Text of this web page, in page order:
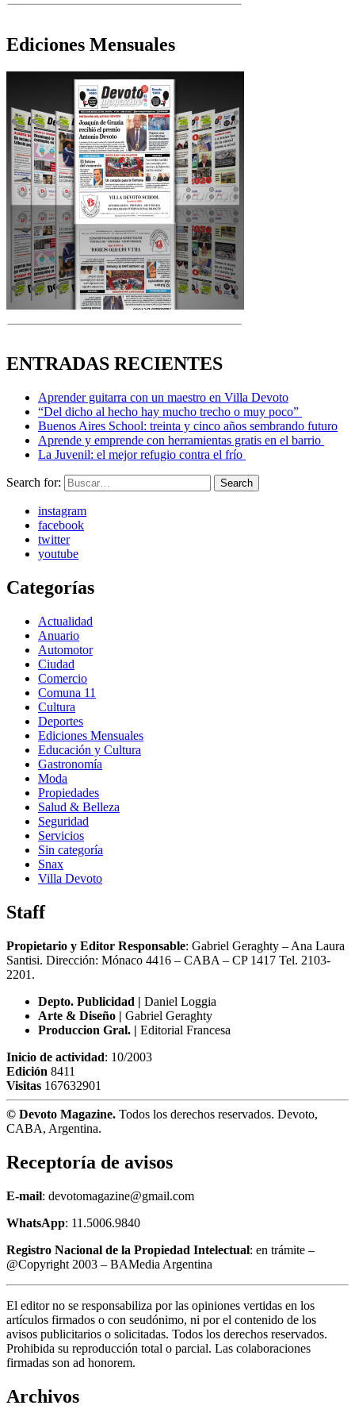
Ediciones Mensuales
ENTRADAS RECIENTES
Aprender guitarra con un maestro en Villa Devoto
“Del dicho al hecho hay mucho trecho o muy poco”
Buenos Aires School: treinta y cinco años sembrando futuro
Aprende y emprende con herramientas gratis en el barrio
La Juvenil: el mejor refugio contra el frío
Search for: Search
instagram
facebook
twitter
youtube
Categorías
Actualidad
Anuario
Automotor
Ciudad
Comercio
Comuna 11
Cultura
Deportes
Ediciones Mensuales
Educación y Cultura
Gastronomía
Moda
Propiedades
Salud & Belleza
Seguridad
Servicios
Sin categoría
Snax
Villa Devoto
Staff
Propietario y Editor Responsable: Gabriel Geraghty – Ana Laura
Santisi. Dirección: Mónaco 4416 – CABA – CP 1417 Tel. 2103-
2201.
Depto. Publicidad | Daniel Loggia
Arte & Diseño | Gabriel Geraghty
Produccion Gral. | Editorial Francesa
Inicio de actividad: 10/2003
Edición 8411
Visitas 167632901
© Devoto Magazine. Todos los derechos reservados. Devoto,
CABA, Argentina.
Receptoría de avisos
E-mail: devotomagazine@gmail.com
WhatsApp: 11.5006.9840
Registro Nacional de la Propiedad Intelectual: en trámite –
@Copyright 2003 – BAMedia Argentina
El editor no se responsabiliza por las opiniones vertidas en los
artículos firmados o con seudónimo, ni por el contenido de los
avisos publicitarios o solicitadas. Todos los derechos reservados.
Prohibida su reproducción total o parcial. Las colaboraciones
firmadas son ad honorem.
Archivos